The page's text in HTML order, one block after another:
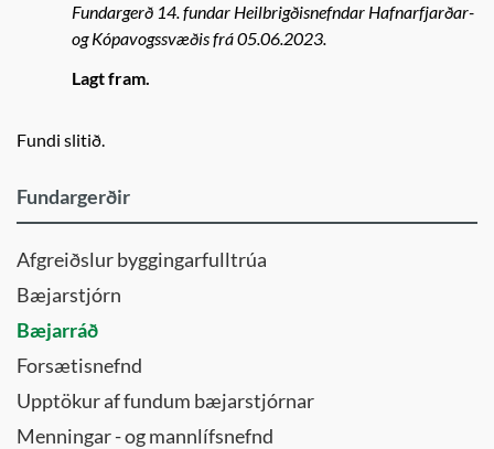
Fundargerð 14. fundar Heilbrigðisnefndar Hafnarfjarðar-
og Kópavogssvæðis frá 05.06.2023.
Lagt fram.
Fundi slitið.
Fundargerðir
Afgreiðslur byggingarfulltrúa
Bæjarstjórn
Bæjarráð
Forsætisnefnd
Upptökur af fundum bæjarstjórnar
Menningar - og mannlífsnefnd